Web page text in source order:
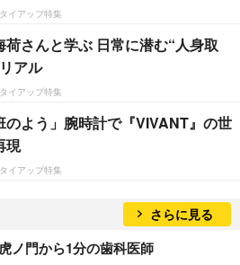
イアップ特集
荷さんと学ぶ 日常に潜む“人身取
アル
イアップ特集
のよう」腕時計で『VIVANT』の世
現
イアップ特集
さらに見る
ノ門から1分の歯科医師